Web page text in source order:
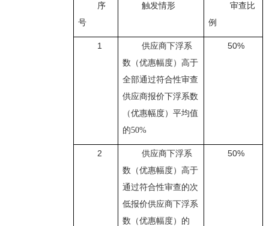
序
号
触发情形
审查比
例
1
供应商下浮系
数（优惠幅度）高于
全部通过符合性审查
供应商报价下浮系数
（优惠幅度）平均值
的50%
50%
2
供应商下浮系
数（优惠幅度）高于
通过符合性审查的次
低报价供应商下浮系
数（优惠幅度）的
50%